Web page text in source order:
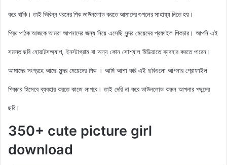
করে থাকি। তাই ভিবিন্ন ধরনের পিক ডাউনলোড করতে আমাদের গুগলের সাহায্য নিতে হয়।
প্রিয় পাঠক আজকেআমরা আপনাদের জন্য নিয়ে এসেছি সুন্দর মেয়েদের প্রফাইল পিকচার। আপনি এই
সমস্ত ছবি হোয়াটসঅ্যাপ, ইনস্টাগ্রাম বা অন্য কোন সোশ্যাল মিডিয়াতে ব্যবহার করতে পারেন।
আমাদের সংগ্রহে আছে সুন্দর মেয়েদের পিক । আমি আশা করি এই ছবিগুলো আপনার প্রোফাইল
পিকচার হিসেবে ব্যবহার করতে কাজে লাগবে। তাই দেরি না করে ডাউনলোড করুন আপনার পছন্দের
ছবি।
350+ cute picture girl
download